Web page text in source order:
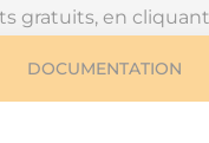
cliquant ici : 💥
DOCUMENTATION